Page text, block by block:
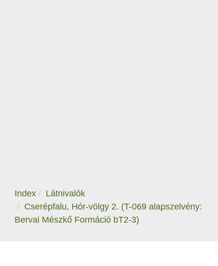
Index
Látnivalók
Cserépfalu, Hór-völgy 2. (T-069 alapszelvény:
Bervai Mészkő Formáció bT2-3)